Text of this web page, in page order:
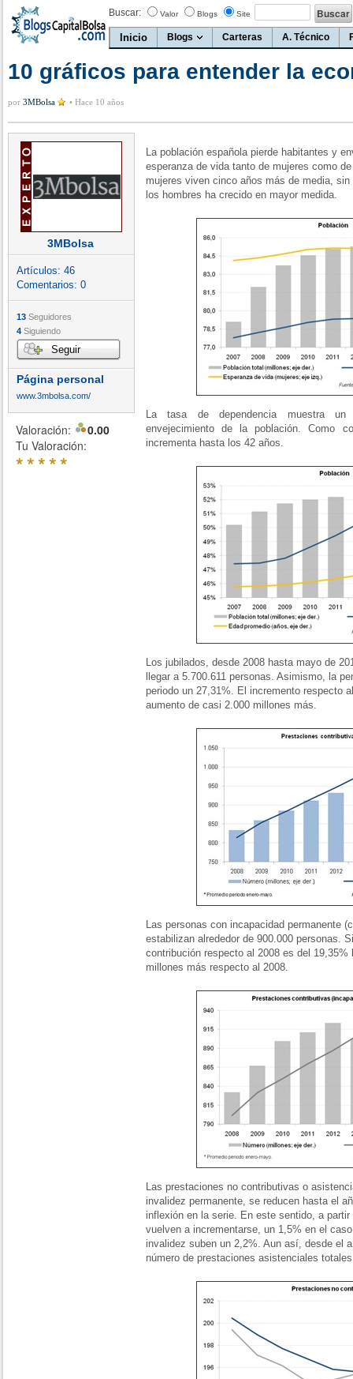
Buscar: Valor Blogs Site
Inicio Blogs Carteras A. Técnico
10 gráficos para entender la
por 3MBolsa • Hace 10 años
3MBolsa
Artículos: 46
Comentarios: 0
13 Seguidores
4 Siguiendo
Seguir
Página personal
www.3mbolsa.com/
Valoración:
0.00
Tu Valoración:
*****
La población española pierde habitantes y
esperanza de vida tanto de mujeres como
mujeres viven cinco años más de media,
los hombres ha crecido en mayor medida.
La tasa de dependencia muestra un
envejecimiento de la población. Como
incrementa hasta los 42 años.
Los jubilados, desde 2008 hasta mayo de
llegar a 5.700.611 personas. Asimismo, la
periodo un 27,31%. El incremento respecto
aumento de casi 2.000 millones más.
Las personas con incapacidad permanente
estabilizan alrededor de 900.000 personas.
contribución respecto al 2008 es del 19,35%
millones más respecto al 2008.
Las prestaciones no contributivas o
invalidez permanente, se reducen hasta el
inflexión en la serie. En este sentido, a
vuelven a incrementarse, un 1,5% en el
invalidez suben un 2,2%. Aun así, desde el
número de prestaciones asistenciales